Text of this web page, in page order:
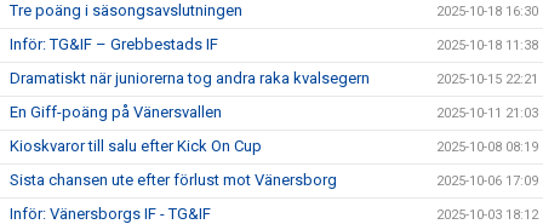
Tre poäng i säsongsavslutningen 2025-10-18 16:30
Inför: TG&IF – Grebbestads IF 2025-10-18 11:38
Dramatiskt när juniorerna tog andra raka kvalsegern 2025-10-15 22:21
En Giff-poäng på Vänersvallen 2025-10-11 21:03
Kioskvaror till salu efter Kick On Cup 2025-10-08 08:19
Sista chansen ute efter förlust mot Vänersborg 2025-10-06 17:09
Inför: Vänersborgs IF - TG&IF 2025-10-03 18:12